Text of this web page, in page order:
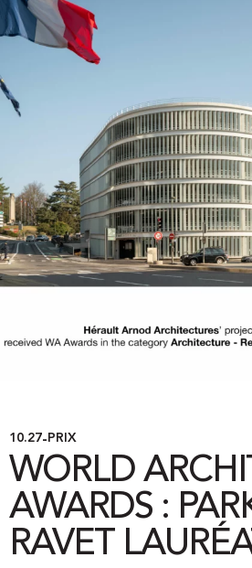
10.27- PRIX
WORLD
AWARDS :
RAVET